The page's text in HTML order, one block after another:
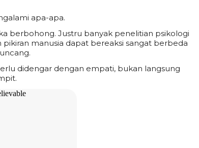
apa-apa.
berbohong. Justru banyak penelitian psikologi
manusia dapat bereaksi sangat berbeda
didengar dengan empati, bukan langsung